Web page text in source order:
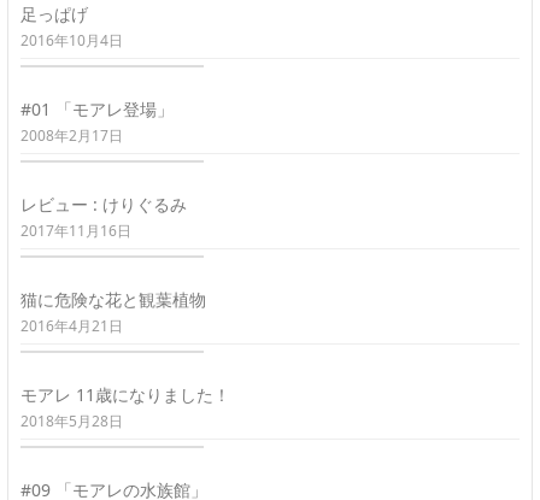
足っぱげ
2016年10月4日
#01 「モアレ登場」
2008年2月17日
レビュー : けりぐるみ
2017年11月16日
猫に危険な花と観葉植物
2016年4月21日
モアレ 11歳になりました！
2018年5月28日
#09 「モアレの水族館」